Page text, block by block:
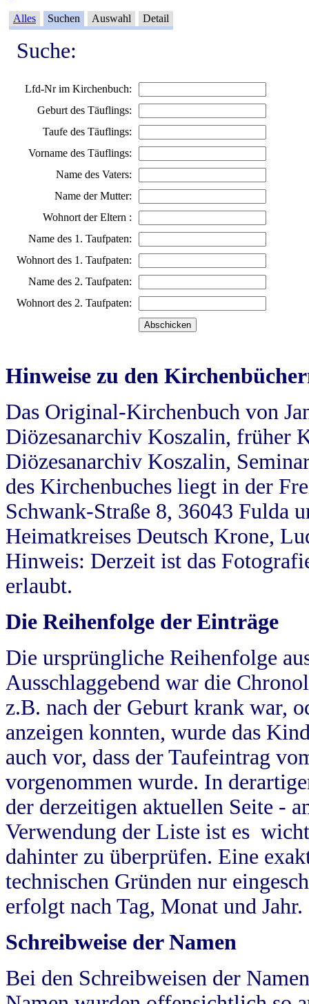
Alles Suchen Auswahl Detail
Suche:
Lfd-Nr im Kirchenbuch:
Geburt des Täuflings:
Taufe des Täuflings:
Vorname des Täuflings:
Name des Vaters:
Name der Mutter:
Wohnort der Eltern :
Name des 1. Taufpaten:
Wohnort des 1. Taufpaten:
Name des 2. Taufpaten:
Wohnort des 2. Taufpaten:
Hinweise zu den
Das Original-Kirchenbuch von
Diözesanarchiv Koszalin, früher
Diözesanarchiv Koszalin,
des Kirchenbuches liegt in der
Schwank-Straße 8, 36043 Fulda
Heimatkreises Deutsch Krone,
Hinweis: Derzeit ist das
erlaubt.
Die Reihenfolge der Einträge
Die ursprüngliche Reihenfolge
Ausschlaggebend war die
z.B. nach der Geburt krank war,
anzeigen konnten, wurde das
auch vor, dass der Taufeintrag
vorgenommen wurde. In
der derzeitigen aktuellen Seite -
Verwendung der Liste ist es
dahinter zu überprüfen. Eine
technischen Gründen nur
erfolgt nach Tag, Monat und Jahr.
Schreibweise der Namen
Bei den Schreibweisen der